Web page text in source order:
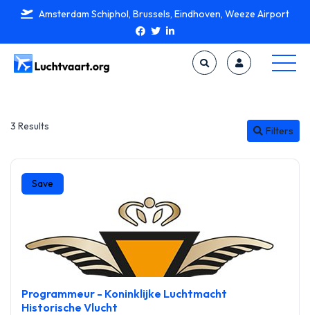
Amsterdam Schiphol, Brussels, Eindhoven, Weeze Airport
3 Results Filters
Save
Programmeur - Koninklijke Luchtmacht
Historische Vlucht